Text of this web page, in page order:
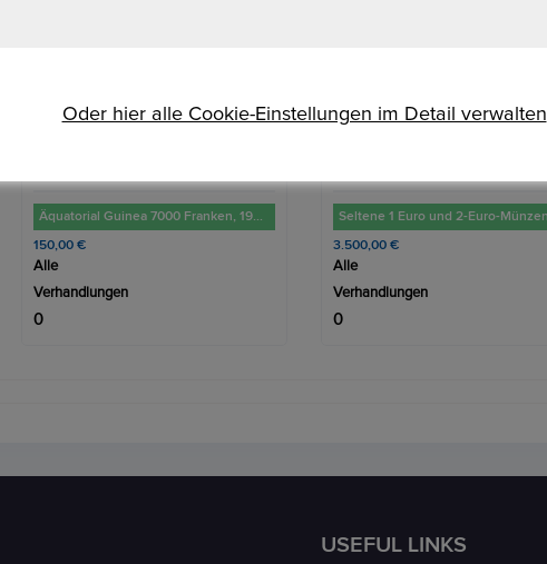
Seltene 1 Euro und 2-Euro-Münzen
3.500,00 €
Alle
Verhandlungen
0
2 Euro Münzen Fehlprägung
5.000,00 €
Alle
Verhandlungen
3
USEFUL LINKS
Oder hier alle Cookie-Einstellungen im Detail verwalten